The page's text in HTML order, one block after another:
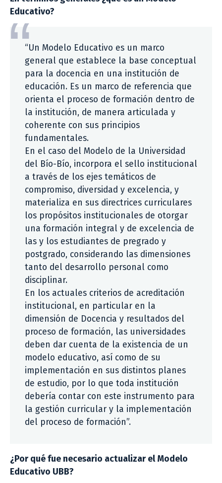
Educativo?
“Un Modelo Educativo es un marco
general que establece la base conceptual
para la docencia en una institución de
educación. Es un marco de referencia que
orienta el proceso de formación dentro de
la institución, de manera articulada y
coherente con sus principios
fundamentales.
En el caso del Modelo de la Universidad
del Bío-Bío, incorpora el sello institucional
a través de los ejes temáticos de
compromiso, diversidad y excelencia, y
materializa en sus directrices curriculares
los propósitos institucionales de otorgar
una formación integral y de excelencia de
las y los estudiantes de pregrado y
postgrado, considerando las dimensiones
tanto del desarrollo personal como
disciplinar.
En los actuales criterios de acreditación
institucional, en particular en la
dimensión de Docencia y resultados del
proceso de formación, las universidades
deben dar cuenta de la existencia de un
modelo educativo, así como de su
implementación en sus distintos planes
de estudio, por lo que toda institución
debería contar con este instrumento para
la gestión curricular y la implementación
del proceso de formación”.
¿Por qué fue necesario actualizar el Modelo
Educativo UBB?